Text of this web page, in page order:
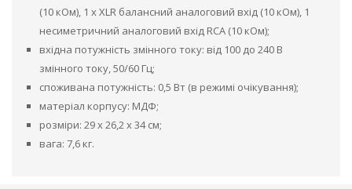
(10 кОм), 1 x XLR балансний аналоговий вхід (10 кОм), 1
несиметричний аналоговий вхід RCA (10 кОм);
вхідна потужність змінного току: від 100 до 240 В
змінного току, 50/60 Гц;
споживана потужність: 0,5 Вт (в режимі очікування);
матеріал корпусу: МДФ;
розміри: 29 x 26,2 x 34 см;
вага: 7,6 кг.